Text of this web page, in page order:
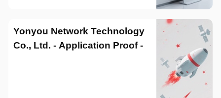
Yonyou Network Technology
Co., Ltd. - Application Proof -